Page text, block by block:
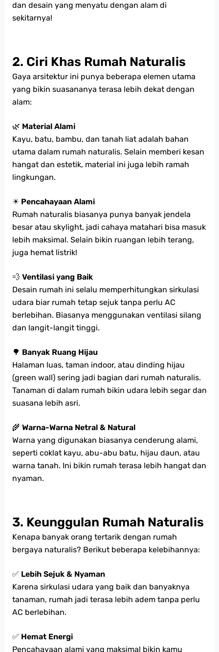
dan desain yang menyatu dengan alam di
sekitarnya!
2. Ciri Khas Rumah Naturalis
Gaya arsitektur ini punya beberapa elemen utama
yang bikin suasananya terasa lebih dekat dengan
alam:
🌿 Material Alami
Kayu, batu, bambu, dan tanah liat adalah bahan
utama dalam rumah naturalis. Selain memberi kesan
hangat dan estetik, material ini juga lebih ramah
lingkungan.
☀ Pencahayaan Alami
Rumah naturalis biasanya punya banyak jendela
besar atau skylight, jadi cahaya matahari bisa masuk
lebih maksimal. Selain bikin ruangan lebih terang,
juga hemat listrik!
💨 Ventilasi yang Baik
Desain rumah ini selalu memperhitungkan sirkulasi
udara biar rumah tetap sejuk tanpa perlu AC
berlebihan. Biasanya menggunakan ventilasi silang
dan langit-langit tinggi.
🌳 Banyak Ruang Hijau
Halaman luas, taman indoor, atau dinding hijau
(green wall) sering jadi bagian dari rumah naturalis.
Tanaman di dalam rumah bikin udara lebih segar dan
suasana lebih asri.
🌾 Warna-Warna Netral & Natural
Warna yang digunakan biasanya cenderung alami,
seperti coklat kayu, abu-abu batu, hijau daun, atau
warna tanah. Ini bikin rumah terasa lebih hangat dan
nyaman.
3. Keunggulan Rumah Naturalis
Kenapa banyak orang tertarik dengan rumah
bergaya naturalis? Berikut beberapa kelebihannya:
✅ Lebih Sejuk & Nyaman
Karena sirkulasi udara yang baik dan banyaknya
tanaman, rumah jadi terasa lebih adem tanpa perlu
AC berlebihan.
✅ Hemat Energi
Pencahayaan alami yang maksimal bikin kamu